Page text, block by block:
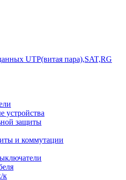
UTP(витая пара),SAT,RG
устройства
защиты
и коммутации
к